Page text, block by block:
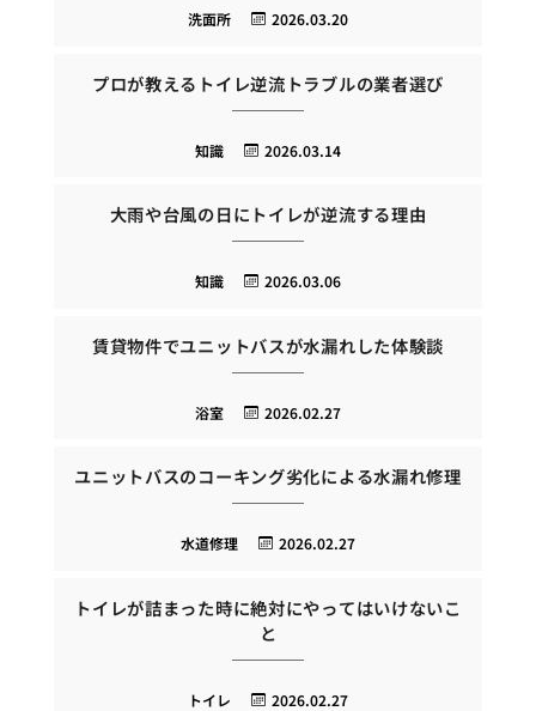
2026.03.20
洗面所
プロが教えるトイレ逆流トラブルの業者選び
2026.03.14
知識
大雨や台風の日にトイレが逆流する理由
2026.03.06
知識
賃貸物件でユニットバスが水漏れした体験談
2026.02.27
浴室
ユニットバスのコーキング劣化による水漏れ修理
2026.02.27
水道修理
トイレが詰まった時に絶対にやってはいけないこ
と
2026.02.27
トイレ